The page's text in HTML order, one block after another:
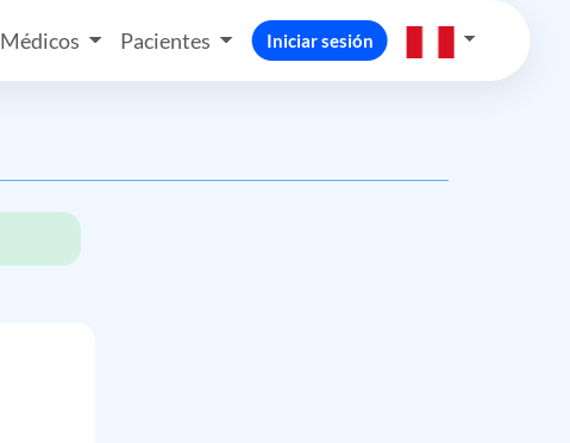
Médicos Pacientes Iniciar sesión